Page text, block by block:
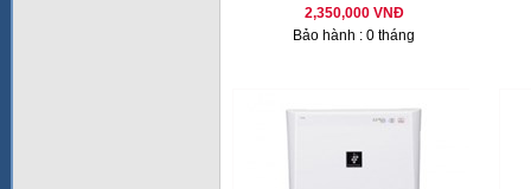
2,350,000 VNĐ
Bảo hành : 0 tháng